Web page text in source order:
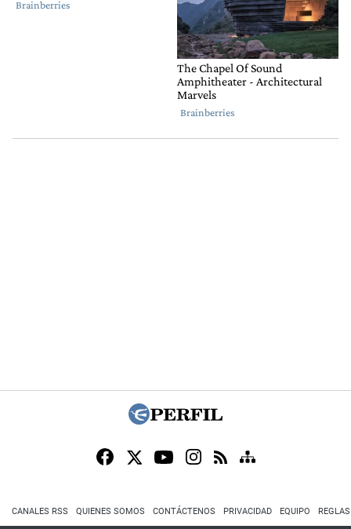
CANALES RSS QUIENES SOMOS CONTÁCTENOS PRIVACIDAD EQUIPO